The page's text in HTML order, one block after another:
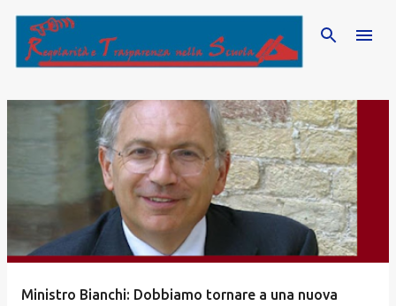
Passa ai contenuti principali
t
Ministro Bianchi: Dobbiamo tornare a una nuova